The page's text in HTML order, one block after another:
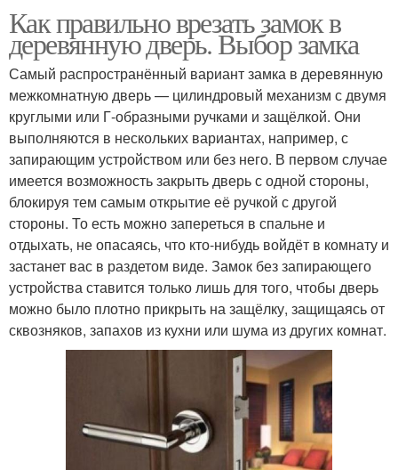
Как правильно врезать замок в
деревянную дверь. Выбор замка
Самый распространённый вариант замка в деревянную
межкомнатную дверь — цилиндровый механизм с двумя
круглыми или Г-образными ручками и защёлкой. Они
выполняются в нескольких вариантах, например, с
запирающим устройством или без него. В первом случае
имеется возможность закрыть дверь с одной стороны,
блокируя тем самым открытие её ручкой с другой
стороны. То есть можно запереться в спальне и
отдыхать, не опасаясь, что кто-нибудь войдёт в комнату и
застанет вас в раздетом виде. Замок без запирающего
устройства ставится только лишь для того, чтобы дверь
можно было плотно прикрыть на защёлку, защищаясь от
сквозняков, запахов из кухни или шума из других комнат.